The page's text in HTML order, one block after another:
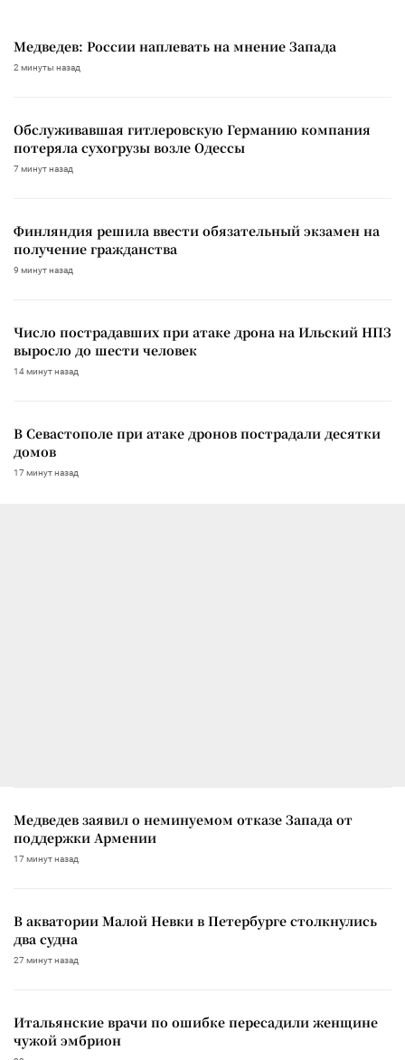
Медведев: России наплевать на мнение Запада
2 минуты назад
Обслуживавшая гитлеровскую Германию компания
потеряла сухогрузы возле Одессы
7 минут назад
Финляндия решила ввести обязательный экзамен на
получение гражданства
9 минут назад
Число пострадавших при атаке дрона на Ильский НПЗ
выросло до шести человек
14 минут назад
В Севастополе при атаке дронов пострадали десятки
домов
17 минут назад
Медведев заявил о неминуемом отказе Запада от
поддержки Армении
17 минут назад
В акватории Малой Невки в Петербурге столкнулись
два судна
27 минут назад
Итальянские врачи по ошибке пересадили женщине
чужой эмбрион